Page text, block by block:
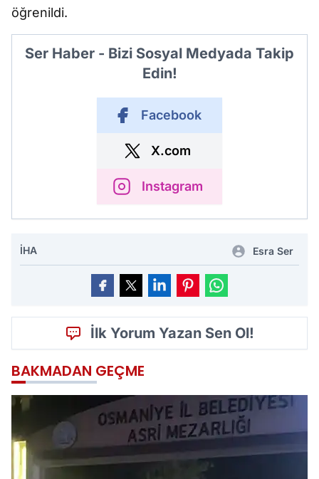
öğrenildi.
Ser Haber - Bizi Sosyal Medyada Takip
Edin!
Facebook
X.com
Instagram
İHA Esra Ser
İlk Yorum Yazan Sen Ol!
BAKMADAN GEÇME